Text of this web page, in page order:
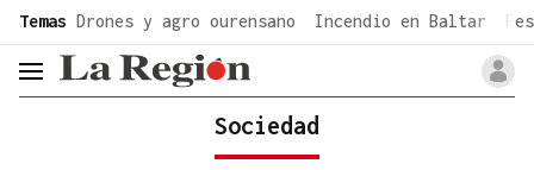
Temas Drones y agro ourensano Incendio en Baltar
header.menu.open
Sociedad